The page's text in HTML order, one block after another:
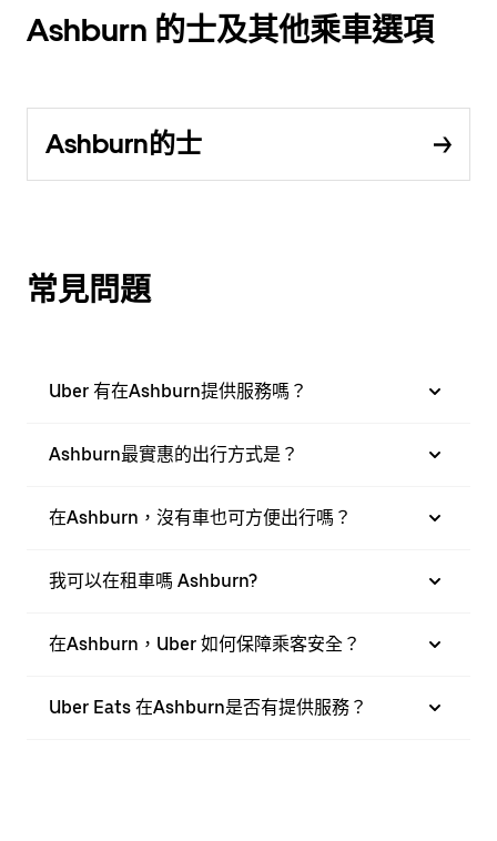
Ashburn 的士及其他乘車選項
Ashburn的士
常見問題
Uber 有在Ashburn提供服務嗎？
Ashburn最實惠的出行方式是？
在Ashburn，沒有車也可方便出行嗎？
我可以在租車嗎 Ashburn?
在Ashburn，Uber 如何保障乘客安全？
Uber Eats 在Ashburn是否有提供服務？